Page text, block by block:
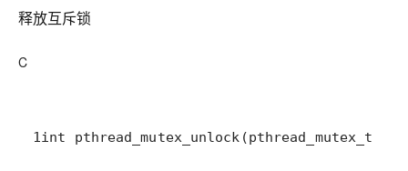
释放互斥锁
C
1int pthread_mutex_unlock(pthread_mutex_t